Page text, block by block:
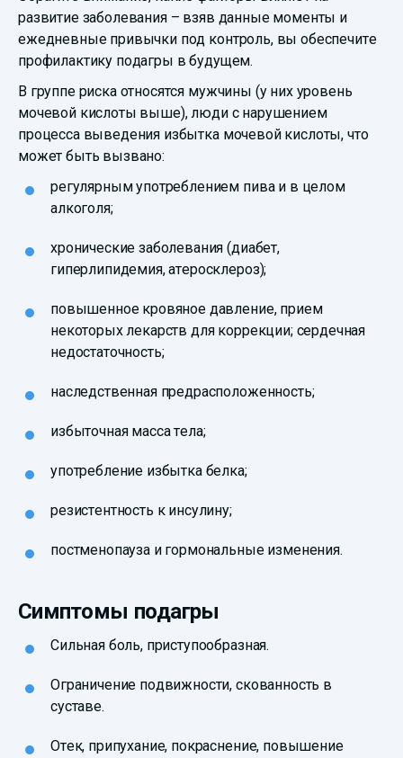
развитие заболевания – взяв данные моменты и
ежедневные привычки под контроль, вы обеспечите
профилактику подагры в будущем.
В группе риска относятся мужчины (у них уровень
мочевой кислоты выше), люди с нарушением
процесса выведения избытка мочевой кислоты, что
может быть вызвано:
регулярным употреблением пива и в целом
алкоголя;
хронические заболевания (диабет,
гиперлипидемия, атеросклероз);
повышенное кровяное давление, прием
некоторых лекарств для коррекции; сердечная
недостаточность;
наследственная предрасположенность;
избыточная масса тела;
употребление избытка белка;
резистентность к инсулину;
постменопауза и гормональные изменения.
Симптомы подагры
Сильная боль, приступообразная.
Ограничение подвижности, скованность в
суставе.
Отек, припухание, покраснение, повышение